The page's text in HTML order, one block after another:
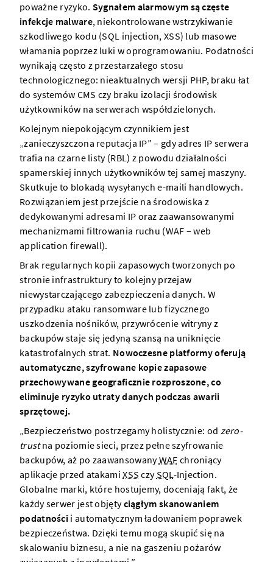
poważne ryzyko. Sygnałem alarmowym są częste
infekcje malware, niekontrolowane wstrzykiwanie
szkodliwego kodu (SQL injection, XSS) lub masowe
włamania poprzez luki w oprogramowaniu. Podatności
wynikają często z przestarzałego stosu
technologicznego: nieaktualnych wersji PHP, braku łat
do systemów CMS czy braku izolacji środowisk
użytkowników na serwerach współdzielonych.
Kolejnym niepokojącym czynnikiem jest
„zanieczyszczona reputacja IP” – gdy adres IP serwera
trafia na czarne listy (RBL) z powodu działalności
spamerskiej innych użytkowników tej samej maszyny.
Skutkuje to blokadą wysyłanych e-maili handlowych.
Rozwiązaniem jest przejście na środowiska z
dedykowanymi adresami IP oraz zaawansowanymi
mechanizmami filtrowania ruchu (WAF – web
application firewall).
Brak regularnych kopii zapasowych tworzonych po
stronie infrastruktury to kolejny przejaw
niewystarczającego zabezpieczenia danych. W
przypadku ataku ransomware lub fizycznego
uszkodzenia nośników, przywrócenie witryny z
backupów staje się jedyną szansą na uniknięcie
katastrofalnych strat. Nowoczesne platformy oferują
automatyczne, szyfrowane kopie zapasowe
przechowywane geograficznie rozproszone, co
eliminuje ryzyko utraty danych podczas awarii
sprzętowej.
„Bezpieczeństwo postrzegamy holistycznie: od zero-
trustna poziomie sieci, przez pełne szyfrowanie
backupów, aż po zaawansowanyWAF chroniący
aplikacje przed atakamiXSS czySQL-Injection.
Globalne marki, które hostujemy, doceniają fakt, że
każdy serwer jest objętyciągłym skanowaniem
podatności i automatycznym ładowaniem poprawek
bezpieczeństwa. Dzięki temu mogą skupić się na
skalowaniu biznesu, a nie na gaszeniu pożarów